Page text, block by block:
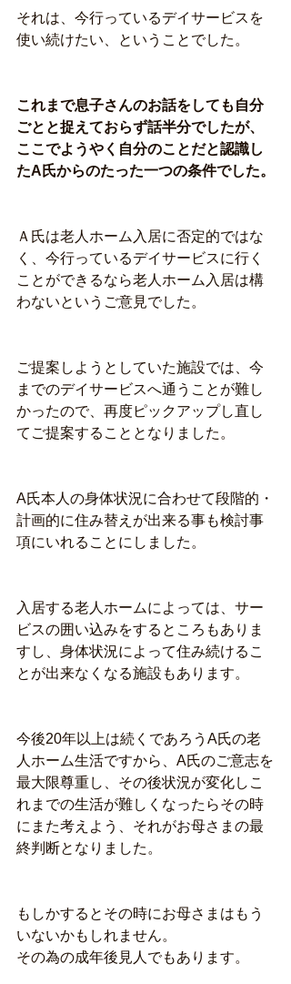
それは、今行っているデイサービスを
使い続けたい、ということでした。
これまで息子さんのお話をしても自分
ごとと捉えておらず話半分でしたが、
ここでようやく自分のことだと認識し
たA氏からのたった一つの条件でした。
Ａ氏は老人ホーム入居に否定的ではな
く、今行っているデイサービスに行く
ことができるなら老人ホーム入居は構
わないというご意見でした。
ご提案しようとしていた施設では、今
までのデイサービスへ通うことが難し
かったので、再度ピックアップし直し
てご提案することとなりました。
A氏本人の身体状況に合わせて段階的・
計画的に住み替えが出来る事も検討事
項にいれることにしました。
入居する老人ホームによっては、サー
ビスの囲い込みをするところもありま
すし、身体状況によって住み続けるこ
とが出来なくなる施設もあります。
今後20年以上は続くであろうA氏の老
人ホーム生活ですから、A氏のご意志を
最大限尊重し、その後状況が変化しこ
れまでの生活が難しくなったらその時
にまた考えよう、それがお母さまの最
終判断となりました。
もしかするとその時にお母さまはもう
いないかもしれません。
その為の成年後見人でもあります。